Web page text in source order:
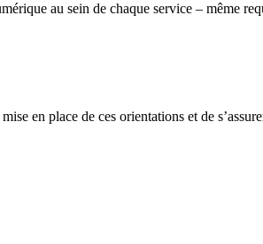
au sein de chaque service – même
en place de ces orientations et de